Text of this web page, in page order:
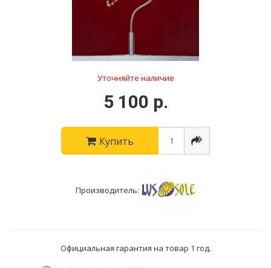
Уточняйте наличие
5 100 р.
Купить
Производитель:
Официальная гарантия на товар 1 год.